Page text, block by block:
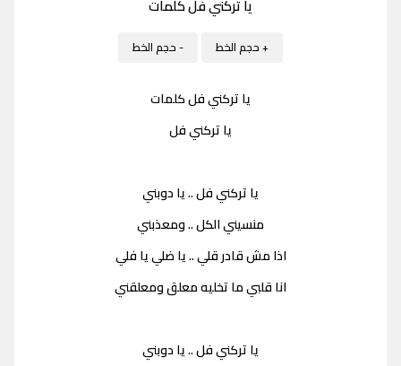
يا تركني فل كلمات
+ حجم الخط - حجم الخط
يا تركني فل كلمات
يا تركني فل
يا تركني فل .. يا دوبني
منسيني الكل .. ومعذبني
اذا مش قادر قلي .. يا ضلي يا فلي
انا قلبي ما تخليه معلق ومعلقني
يا تركني فل .. يا دوبني